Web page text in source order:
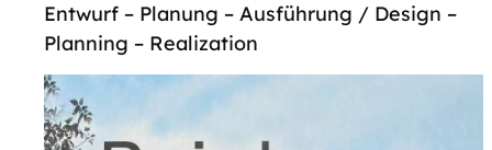
Entwurf – Planung – Ausführung / Design –
Planning – Realization